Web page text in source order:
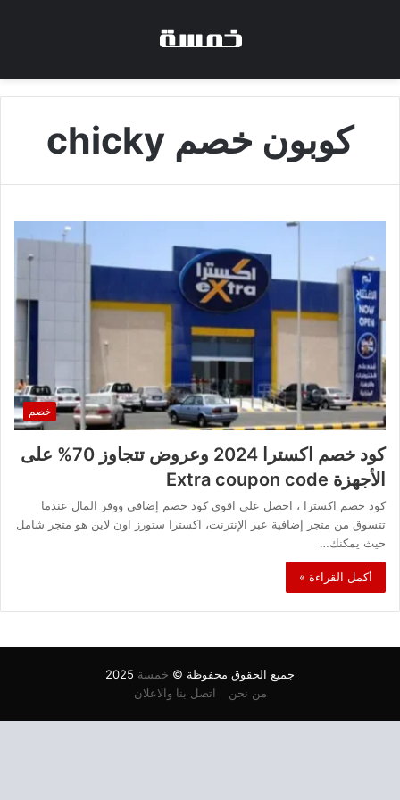
كوبون خصم chicky
خصم
كود خصم اكسترا 2024 وعروض تتجاوز 70% على
الأجهزة Extra coupon code
كود خصم اكسترا ، احصل على اقوى كود خصم إضافي ووفر المال عندما
تتسوق من متجر إضافية عبر الإنترنت، اكسترا ستورز اون لاين هو متجر شامل
حيث يمكنك…
أكمل القراءة »
جميع الحقوق محفوظة © خمسة
من نحن
اتصل بنا والاعلان